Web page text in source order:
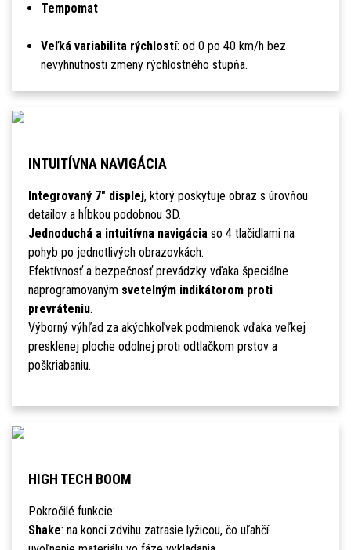
Tempomat
Veľká variabilita rýchlostí: od 0 po 40 km/h bez
nevyhnutnosti zmeny rýchlostného stupňa.
INTUITÍVNA NAVIGÁCIA
Integrovaný 7" displej, ktorý poskytuje obraz s úrovňou
detailov a hĺbkou podobnou 3D.
Jednoduchá a intuitívna navigáciaso 4 tlačidlami na
pohyb po jednotlivých obrazovkách.
Efektívnosť a bezpečnosť prevádzky vďaka špeciálne
naprogramovaným svetelným indikátorom proti
prevráteniu.
Výborný výhľad za akýchkoľvek podmienok vďaka veľkej
presklenej ploche odolnej proti odtlačkom prstov a
poškriabaniu.
HIGH TECH BOOM
Pokročilé funkcie:
Shake: na konci zdvihu zatrasie lyžicou, čo uľahčí